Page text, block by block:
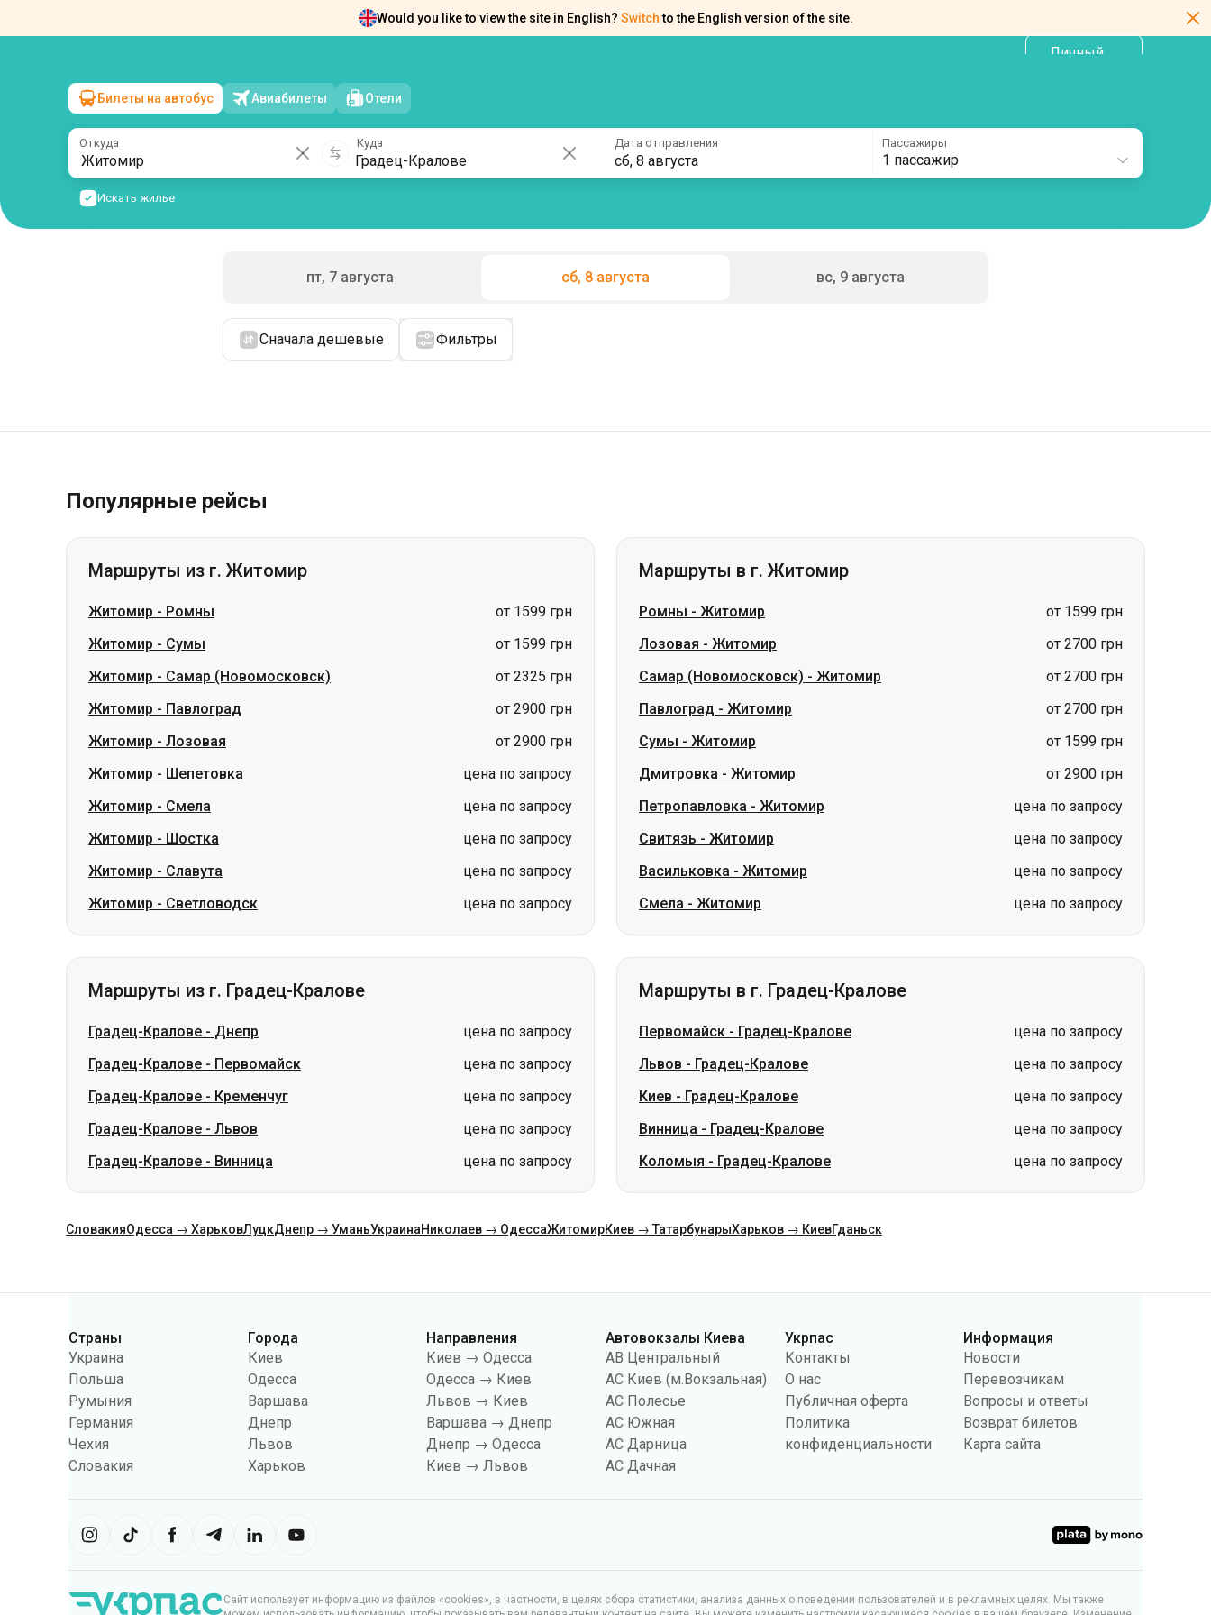
Would you like to view the site in English? Switch to the English version of the site.
Личный
Житомир→Градец-Кралове
сб, 8 августа/1 пассажир
Билеты на автобус Авиабилеты Отели
Откуда Куда Дата отправления
сб, 8 августа
Пассажиры
1 пассажир
Искать жилье
пт, 7 августа сб, 8 августа вс, 9 августа
Сначала дешевые Фильтры
Популярные рейсы
Маршруты из г. Житомир
Житомир - Ромны
от 1599 грн
Житомир - Сумы
от 1599 грн
Житомир - Самар (Новомосковск)
от 2325 грн
Житомир - Павлоград
от 2900 грн
Житомир - Лозовая
от 2900 грн
Житомир - Шепетовка
цена по запросу
Житомир - Смела
цена по запросу
Житомир - Шостка
цена по запросу
Житомир - Славута
цена по запросу
Житомир - Светловодск цена по запросу
Маршруты в г. Житомир
Ромны - Житомир
от 1599 грн
Лозовая - Житомир
от 2700 грн
Самар (Новомосковск) - Житомир
от 2700 грн
Павлоград - Житомир
от 2700 грн
Сумы - Житомир
от 1599 грн
Дмитровка - Житомир
от 2900 грн
Петропавловка - Житомир
цена по запросу
Свитязь - Житомир
цена по запросу
Васильковка - Житомир
цена по запросу
Смела - Житомир цена по запросу
Маршруты из г. Градец-Кралове
Градец-Кралове - Днепр
цена по запросу
Градец-Кралове - Первомайск
цена по запросу
Градец-Кралове - Кременчуг
цена по запросу
Градец-Кралове - Львов
цена по запросу
Градец-Кралове - Винница цена по запросу
Маршруты в г. Градец-Кралове
Первомайск - Градец-Кралове
цена по запросу
Львов - Градец-Кралове
цена по запросу
Киев - Градец-Кралове
цена по запросу
Винница - Градец-Кралове
цена по запросу
Коломыя - Градец-Кралове цена по запросу
СловакияОдесса → ХарьковЛуцкДнепр → УманьУкраинаНиколаев → ОдессаЖитомирКиев → ТатарбунарыХарьков → КиевГданьск
Категории
Страны
Украина
Польша
Румыния
Германия
Чехия
Словакия
Города
Киев
Одесса
Варшава
Днепр
Львов
Харьков
Направления
Киев → Одесса
Одесса → Киев
Львов → Киев
Варшава → Днепр
Днепр → Одесса
Киев → Львов
Автовокзалы Киева
АВ Центральный
АС Киев (м.Вокзальная)
АС Полесье
АС Южная
АС Дарница
АС Дачная
Укрпас
Контакты
О нас
Публичная оферта
Политика
конфиденциальности
Информация
Новости
Перевозчикам
Вопросы и ответы
Возврат билетов
Карта сайта
Сайт использует информацию из файлов «cookies», в частности, в целях сбора статистики, анализа данных о поведении пользователей и в рекламных целях. Мы также